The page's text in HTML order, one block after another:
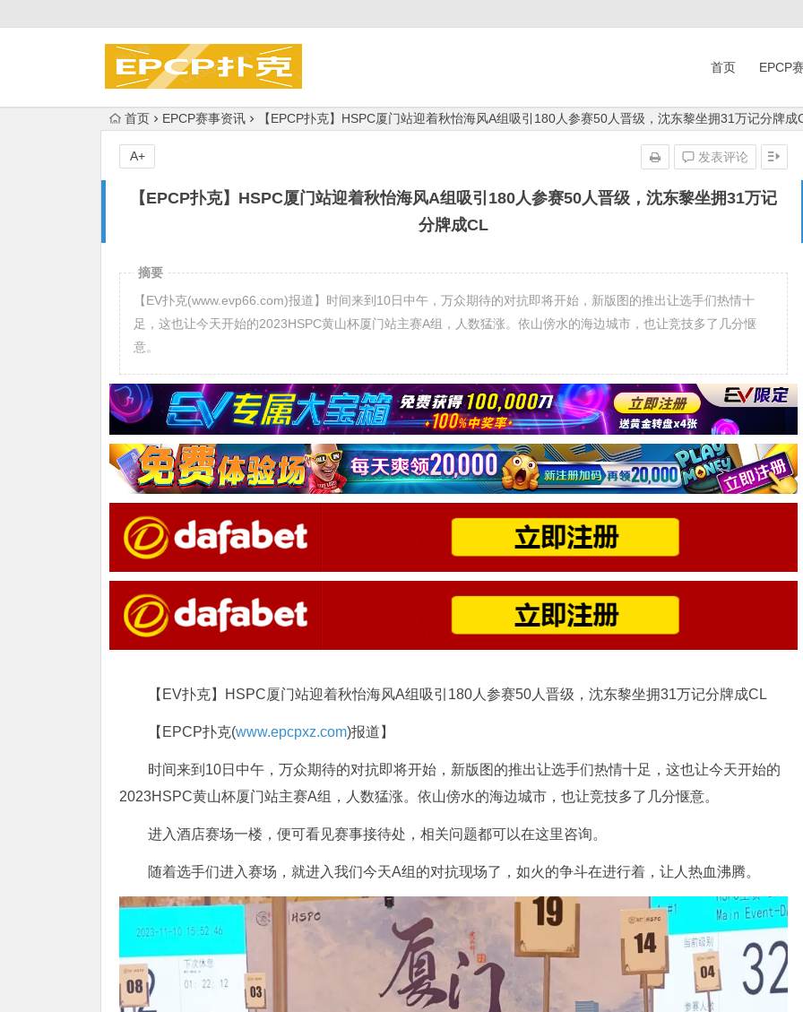
首页 EPCP
首页 EPCP赛事资讯 【EPCP扑克】HSPC厦门站迎着秋怡海风A组吸引180人参赛50人晋级，沈东黎坐拥31万记分牌成
【EPCP扑克】HSPC厦门站迎着秋怡海风A组吸引180人参赛50人晋级，沈东黎坐拥31万记
分牌成CL
发表评论
A+
摘要
【EV扑克(www.evp66.com)报道】时间来到10日中午，万众期待的对抗即将开始，新版图的推出让选手们热情十
足，这也让今天开始的2023HSPC黄山杯厦门站主赛A组，人数猛涨。依山傍水的海边城市，也让竞技多了几分惬
意。
【EV扑克】HSPC厦门站迎着秋怡海风A组吸引180人参赛50人晋级，沈东黎坐拥31万记分牌成CL
【EPCP扑克(www.epcpxz.com)报道】
时间来到10日中午，万众期待的对抗即将开始，新版图的推出让选手们热情十足，这也让今天开始的
2023HSPC黄山杯厦门站主赛A组，人数猛涨。依山傍水的海边城市，也让竞技多了几分惬意。
进入酒店赛场一楼，便可看见赛事接待处，相关问题都可以在这里咨询。
随着选手们进入赛场，就进入我们今天A组的对抗现场了，如火的争斗在进行着，让人热血沸腾。